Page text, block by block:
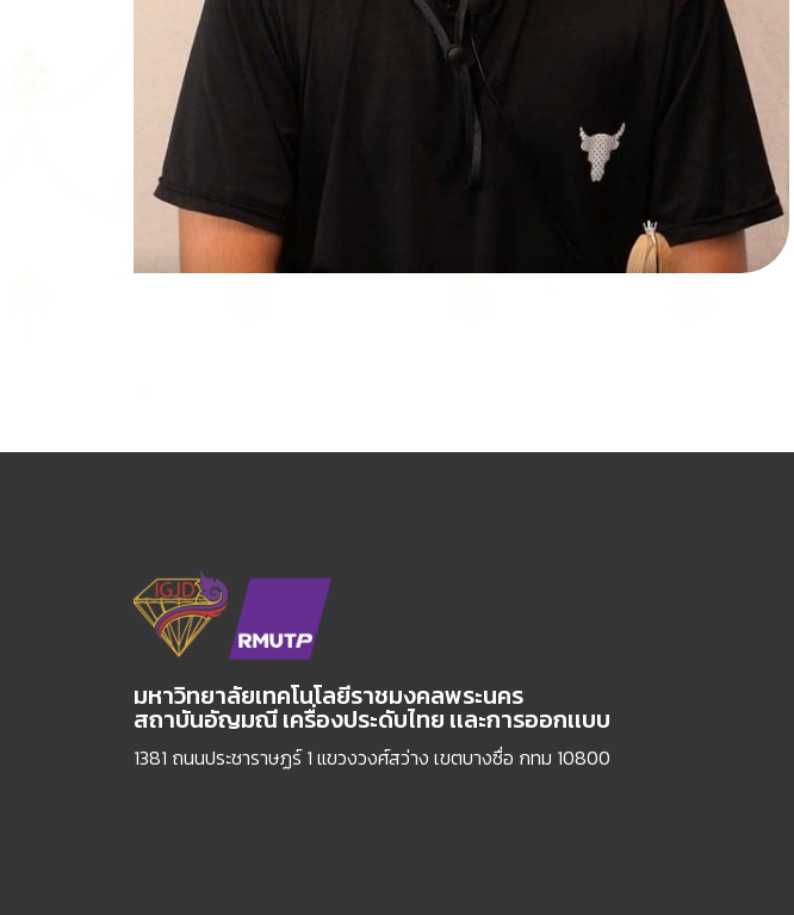
มหาวิทยาลัยเทคโนโลยีราชมงคลพระนคร
สถาบันอัญมณี เครื่องประดับไทย เเละการออกเเบบ
1381 ถนนประชาราษฏร์ 1 แขวงวงศ์สว่าง เขตบางซื่อ กทม 10800